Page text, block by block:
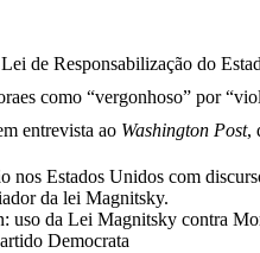
de Responsabilização do
como “vergonhoso” por
entrevista ao Washington Post,
uso da Lei Magnitsky contra
Democrata